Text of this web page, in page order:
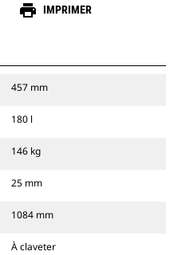
print IMPRIMER
457 mm
180 l
146 kg
25 mm
1084 mm
À claveter